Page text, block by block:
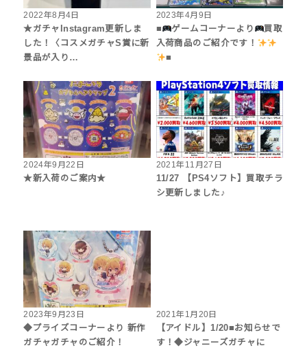
2022年8月4日
★ガチャInstagram更新しま
した！〈コスメガチャS賞に新
景品が入り…
2023年4月9日
■
ゲームコーナーより
買取
入荷商品のご紹介です！
■
2024年9月22日
★新入荷のご案内★
2021年11月27日
11/27 【PS4ソフト】買取チラ
シ更新しました♪
2023年9月23日
◆プライズコーナーより 新作
ガチャガチャのご紹介！
2021年1月20日
【アイドル】1/20■お知らせで
す！◆ジャニーズガチャに